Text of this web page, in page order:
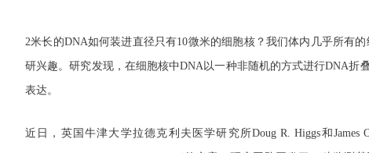
2米长的DNA如何装进直径只有10微米的细胞核？我们体内几乎所有
研兴趣。研究发现，在细胞核中DNA以一种非随机的方式进行DNA折
表达。
近日，英国牛津大学拉德克利夫医学研究所Doug R. Higgs和James